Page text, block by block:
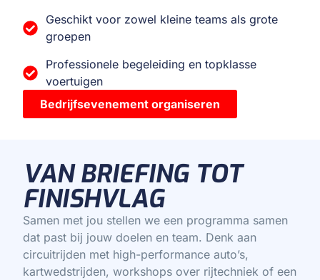
Geschikt voor zowel kleine teams als grote
groepen
Professionele begeleiding en topklasse
voertuigen
Bedrijfsevenement organiseren
VAN BRIEFING TOT
FINISHVLAG
Samen met jou stellen we een programma samen
dat past bij jouw doelen en team. Denk aan
circuitrijden met high-performance auto’s,
kartwedstrijden, workshops over rijtechniek of een